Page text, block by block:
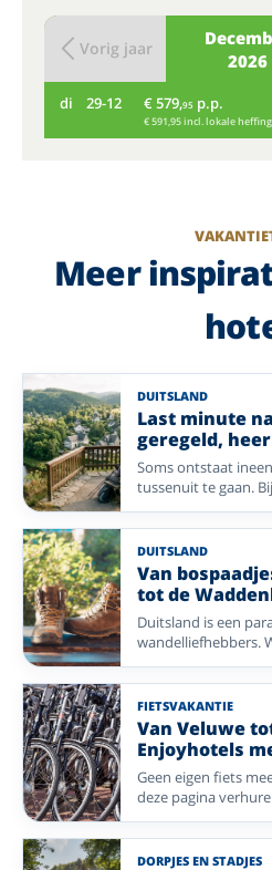
2026
Vorig jaar
di 29-12 € 579,95 p.p.
€ 591,95 incl. lokale
Meer
DUITSLAND
Last minute
geregeld,
Soms ontstaat
tussenuit te gaan.
eenvoudig een
Duitsland, met een
sfeer en veel
bestemmingen en
heerlijke vakantie.
DUITSLAND
Van
tot de
Duitsland te
Duitsland is een
wandelliefhebbers.
over rustige paden
landschappen in
Harz, Eifel en Rhön.
Waddenkust laten u
natuur en mooie
comfortabel
u de mooiste
combineert u actief
ontspannen.
FIETSVAKANTIE
Van Veluwe
Enjoyhotels
Geen eigen fiets
deze pagina
verschillen per
Nederland of
bos en heide.
DORPJES EN STADJES